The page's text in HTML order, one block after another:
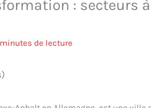
: secteurs
de lecture